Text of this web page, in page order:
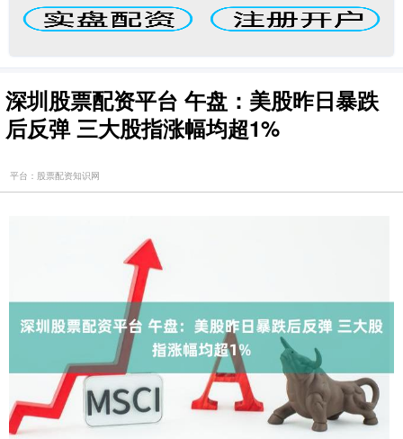
深圳股票配资平台 午盘：美股昨日暴跌
后反弹 三大股指涨幅均超1%
平台：股票配资知识网